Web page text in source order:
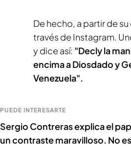
De hecho, a partir de
través de Instagram.
y dice así: "Decly la
encima a Diosdado y
Venezuela".
PUEDE INTERESARTE
Sergio Contreras explica el
un contraste maravilloso. No